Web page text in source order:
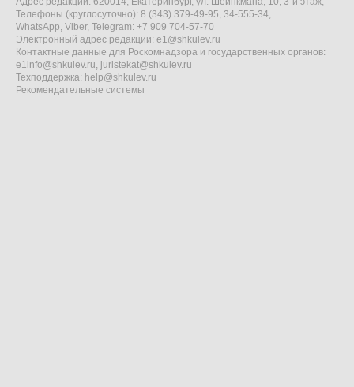
Телефоны (круглосуточно): 8 (343) 379-49-95, 34-555-34,
WhatsApp, Viber, Telegram: +7 909 704-57-70
Электронный адрес редакции: e1@shkulev.ru
Контактные данные для Роскомнадзора и государственных органов:
e1info@shkulev.ru, juristekat@shkulev.ru
Техподдержка: help@shkulev.ru
Рекомендательные системы